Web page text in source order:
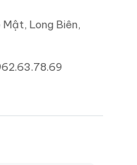
Mật, Long Biên,